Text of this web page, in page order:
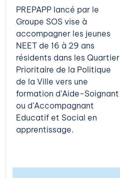
PREPAPP lancé par le
Groupe SOS vise à
accompagner les jeunes
NEET de 16 à 29 ans
résidents dans les Quartier
Prioritaire de la Politique
de la Ville vers une
formation d’Aide-Soignant
ou d’Accompagnant
Educatif et Social en
apprentissage.